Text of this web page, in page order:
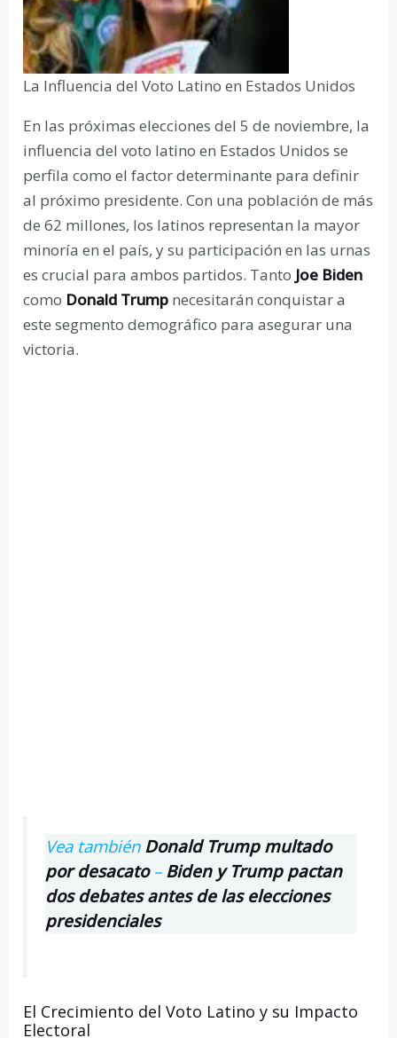
La Influencia del Voto Latino en Estados Unidos
En las próximas elecciones del 5 de noviembre, la
influencia del voto latino en Estados Unidos se
perfila como el factor determinante para definir
al próximo presidente. Con una población de más
de 62 millones, los latinos representan la mayor
minoría en el país, y su participación en las urnas
es crucial para ambos partidos. Tanto Joe Biden
como Donald Trump necesitarán conquistar a
este segmento demográfico para asegurar una
victoria.
Vea también Donald Trump multado
por desacato– Biden y Trump pactan
dos debates antes de las elecciones
presidenciales
El Crecimiento del Voto Latino y su Impacto
Electoral